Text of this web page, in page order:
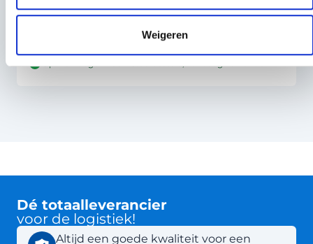
Weigeren
222,95V.a. 194,95Per stuk
Op werkdagen vóór 18:00 besteld, vandaag verzonden
Dé totaalleverancier
voor de logistiek!
Altijd een goede kwaliteit voor een